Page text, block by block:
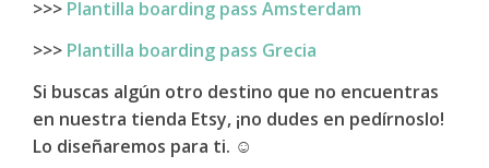
>>> Plantilla boarding pass Amsterdam
>>> Plantilla boarding pass Grecia
Si buscas algún otro destino que no encuentras
en nuestra tienda Etsy, ¡no dudes en pedírnoslo!
Lo diseñaremos para ti. ☺️